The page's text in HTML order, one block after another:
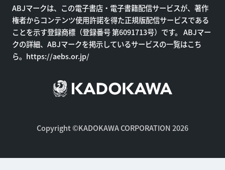
ABJマークは、この電子書店・電子書籍配信サービスが、著作
権者からコンテンツ使用許諾を得た正規版配信サービスである
ことを示す登録商標（登録番号 第6091713号）です。 ABJマー
クの詳細、ABJマークを掲示しているサービスの一覧はこち
ら。 https://aebs.or.jp/
Copyright ©KADOKAWA CORPORATION 2026